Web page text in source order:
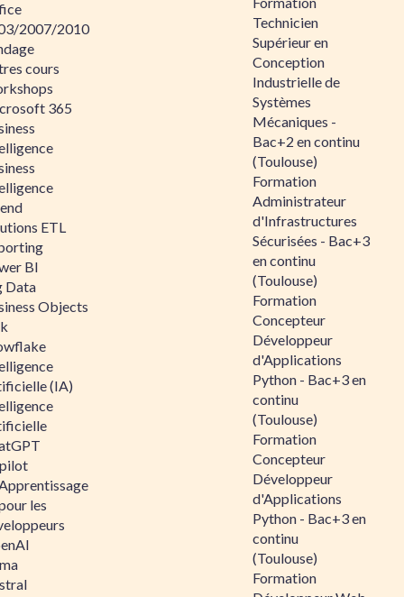
2007/2010
cours
365
ETL
BI
Data
Objects
(IA)
les
Technicien
Supérieur en
Conception
Industrielle de
Systèmes
Mécaniques -
Bac+2 en continu
(Toulouse)
Formation
Administrateur
d'Infrastructures
Sécurisées - Bac+3
en continu
(Toulouse)
Formation
Concepteur
Développeur
d'Applications
Python - Bac+3 en
continu
(Toulouse)
Formation
Concepteur
Développeur
d'Applications
Python - Bac+3 en
continu
(Toulouse)
Formation